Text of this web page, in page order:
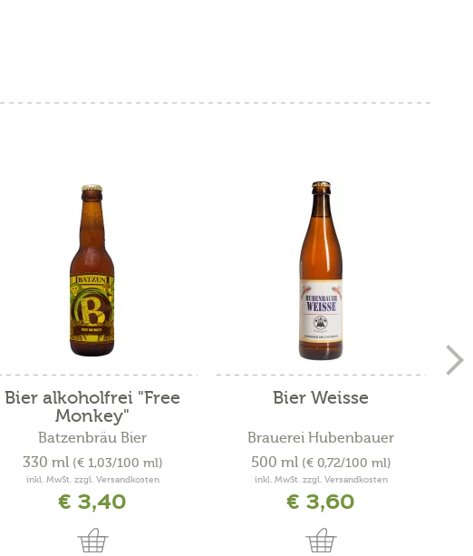
Bier alkoholfrei "Free
Monkey"
Batzenbräu Bier
330 ml (€ 1,03/100 ml)
inkl. MwSt. zzgl. Versandkosten
€ 3,40
Bier Weisse
Brauerei Hubenbauer
500 ml (€ 0,72/100 ml)
inkl. MwSt. zzgl. Versandkosten
€ 3,60